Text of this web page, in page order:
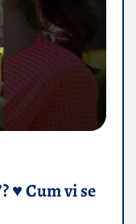
♥️ Cum vi se